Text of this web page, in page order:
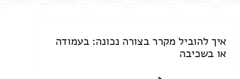
איך להוביל מקרר בצורה נכונה: בעמודה
או בשכיבה